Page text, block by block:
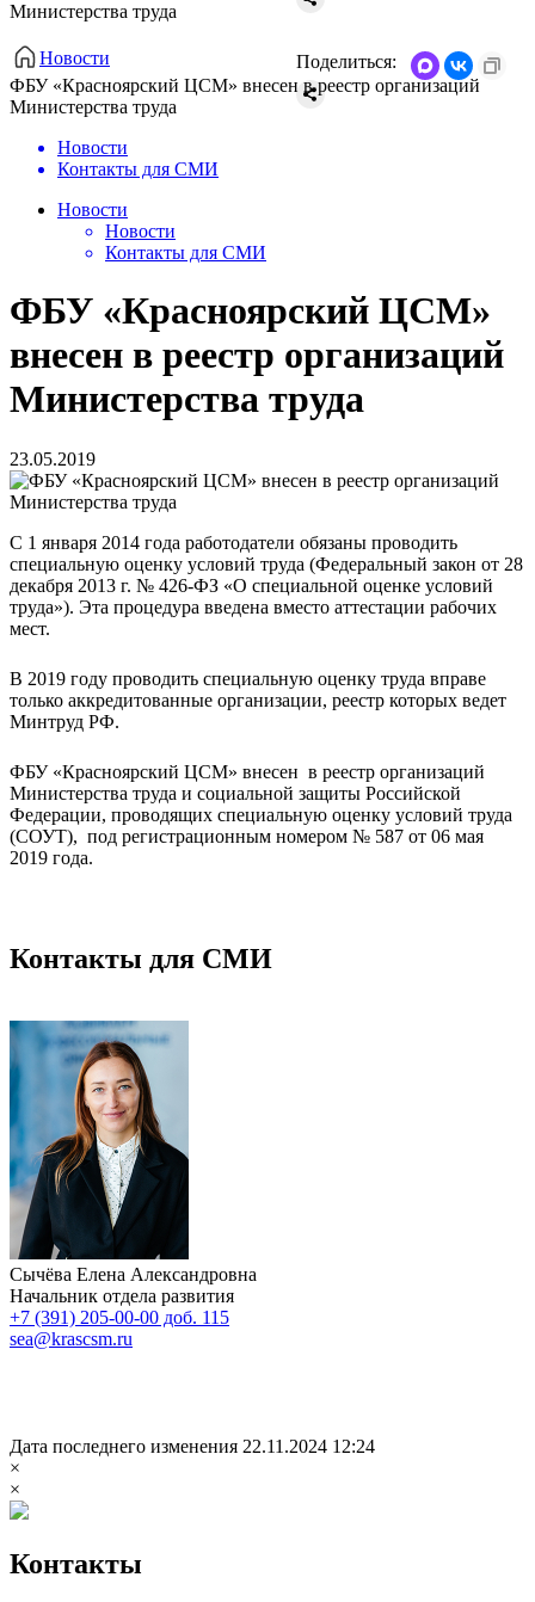
Министерства труда
Новости
ФБУ «Красноярский ЦСМ» внесен в реестр организаций
Министерства труда
Поделиться:
Новости
Контакты для СМИ
Новости
Новости
Контакты для СМИ
ФБУ «Красноярский ЦСМ»
внесен в реестр организаций
Министерства труда
23.05.2019
С 1 января 2014 года работодатели обязаны проводить
специальную оценку условий труда (Федеральный закон от 28
декабря 2013 г. № 426-ФЗ «О специальной оценке условий
труда»). Эта процедура введена вместо аттестации рабочих
мест.
В 2019 году проводить специальную оценку труда вправе
только аккредитованные организации, реестр которых ведет
Минтруд РФ.
ФБУ «Красноярский ЦСМ» внесен в реестр организаций
Министерства труда и социальной защиты Российской
Федерации, проводящих специальную оценку условий труда
(СОУТ), под регистрационным номером № 587 от 06 мая
2019 года.
Контакты для СМИ
Сычёва Елена Александровна
Начальник отдела развития
+7 (391) 205-00-00 доб. 115
sea@krascsm.ru
Дата последнего изменения 22.11.2024 12:24
×
×
Контакты